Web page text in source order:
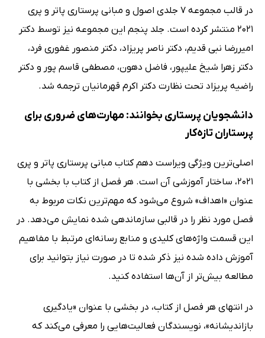
در قالب مجموعه 7 جلدی اصول و مبانی پرستاری پاتر و پری
2021 منتشر کرده است. جلد پنجم این مجموعه نیز توسط دکتر
امیررضا نبی قدیم، دکتر ناصر پریزاد، دکتر منصور غفوری فرد،
دکتر زهرا شیخ علیپور، فاضل دهون، مصطفی قاسم پور و دکتر
راضیه پریزاد تحت نظارت دکتر اکرم قهرمانیان ترجمه شد.
دانشجویان پرستاری بخوانند: مهارت‌های ضروری برای
پرستاران تازه‌کار
اصلی‌ترین ویژگی ویراست دهم کتاب مبانی پرستاری پاتر و پری
2021، ساختار آموزشی آن است. هر فصل از کتاب با بخشی با
عنوان «اهداف» شروع می‌شود که مهم‌ترین نکات مربوط به
فصل مورد نظر را در قالبی سازماندهی شده نمایش می‌دهد. در
این قسمت واژه‌های کلیدی و منابع رسانه‌ای مرتبط با مفاهیم
آموزش داده شده نیز ذکر شده تا در صورت نیاز بتوانید برای
مطالعه بیش‌تر از آن‌ها استفاده کنید.
در انتهای هر فصل از کتاب، در بخشی با عنوان «یادگیری
بازاندیشانه»، نویسندگان فعالیت‌هایی را معرفی می‌کند که